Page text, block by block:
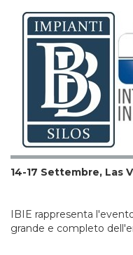
14-17 Settembre, Las
IBIE rappresenta
grande e completo